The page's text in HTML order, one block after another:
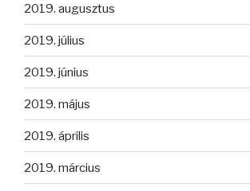
2019. augusztus
2019. július
2019. június
2019. május
2019. április
2019. március